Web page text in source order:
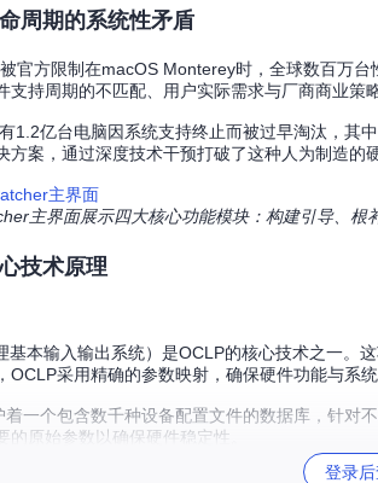
周期的系统性矛盾
官方限制在macOS Monterey时，全球数百万
支持周期的不匹配、用户实际需求与厂商商业策
1.2亿台电脑因系统支持终止而被过早淘汰，其
方案，通过深度技术干预打破了这种人为制造的
主界面展示四大核心功能模块：构建引导、
技术原理
基本输入输出系统）是OCLP的核心技术之一。
OCLP采用精确的参数映射，确保硬件功能与系统
一个包含数千种设备配置文件的数据库，针对
的原始参数以确保硬件稳定性。
登录